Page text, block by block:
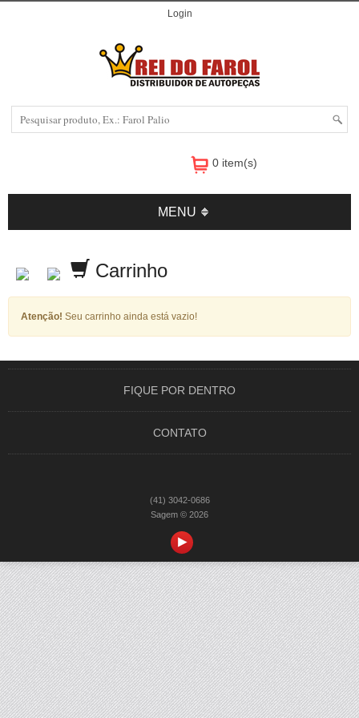
Login
0 item(s)
MENU
Carrinho
Atenção! Seu carrinho ainda está vazio!
FIQUE POR DENTRO
CONTATO
(41) 3042-0686
Sagem © 2026